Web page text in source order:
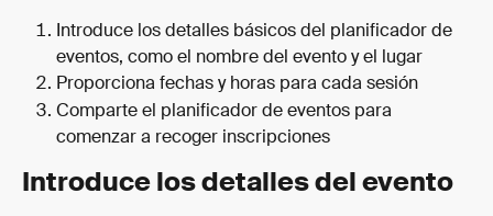
Introduce los detalles básicos del planificador de
eventos, como el nombre del evento y el lugar
Proporciona fechas y horas para cada sesión
Comparte el planificador de eventos para
comenzar a recoger inscripciones
Introduce los detalles del evento